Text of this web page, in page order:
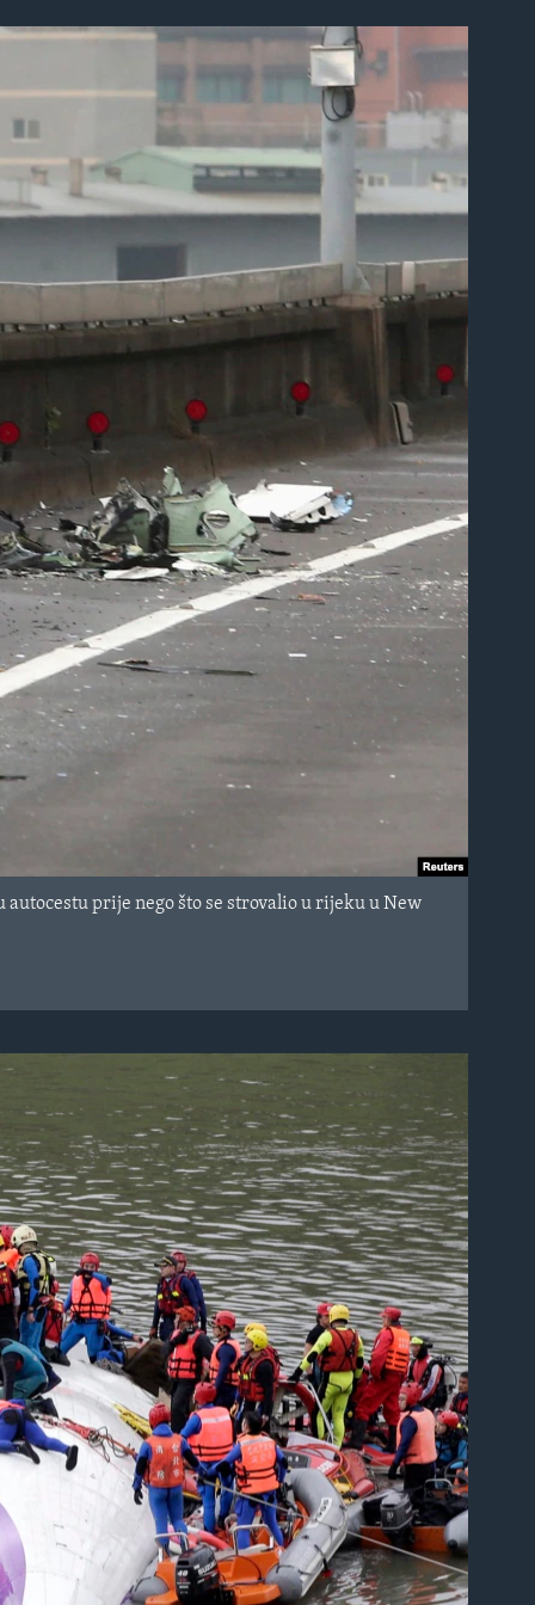
prije nego što se strovalio u rijeku u New